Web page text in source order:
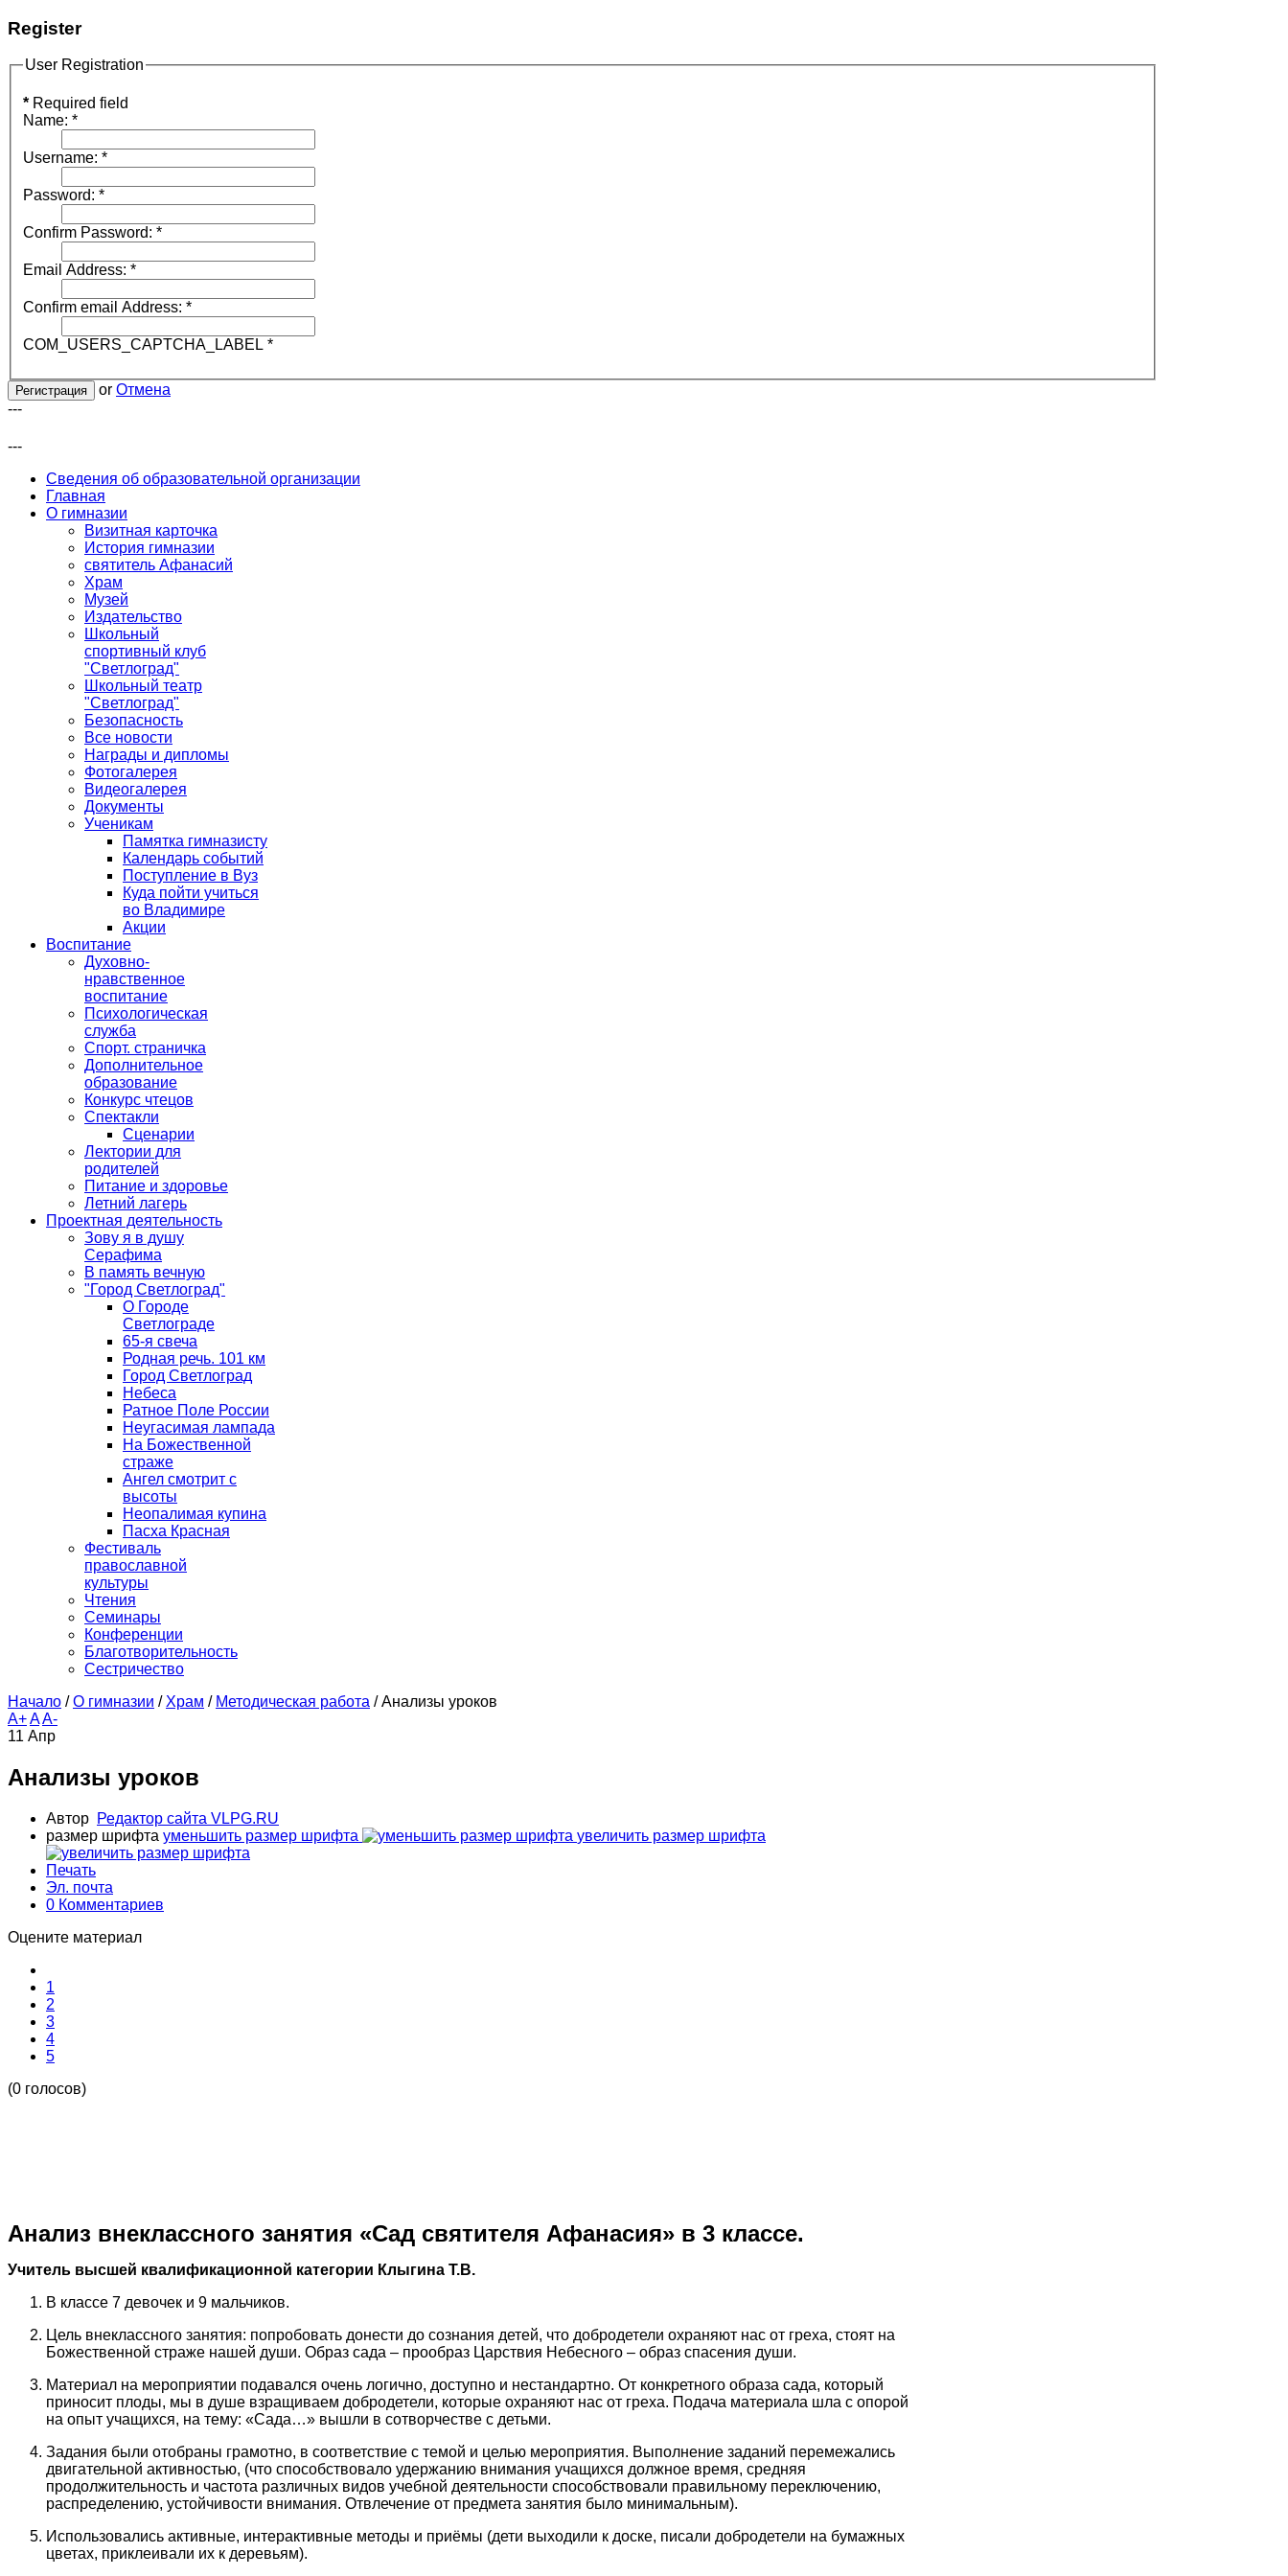
Register
User Registration
* Required field
Name: *
Username: *
Password: *
Confirm Password: *
Email Address: *
Confirm email Address: *
COM_USERS_CAPTCHA_LABEL *
Регистрация or Отмена
---
---
Сведения об образовательной организации
Главная
О гимназии
Визитная карточка
История гимназии
святитель Афанасий
Храм
Музей
Издательство
Школьный
спортивный клуб
"Светлоград"
Школьный театр
"Светлоград"
Безопасность
Все новости
Награды и дипломы
Фотогалерея
Видеогалерея
Документы
Ученикам
Памятка гимназисту
Календарь событий
Поступление в Вуз
Куда пойти учиться
во Владимире
Акции
Воспитание
Духовно-
нравственное
воспитание
Психологическая
служба
Спорт. страничка
Дополнительное
образование
Конкурс чтецов
Спектакли
Сценарии
Лектории для
родителей
Питание и здоровье
Летний лагерь
Проектная деятельность
Зову я в душу
Серафима
В память вечную
"Город Светлоград"
О Городе
Светлограде
65-я свеча
Родная речь. 101 км
Город Светлоград
Небеса
Ратное Поле России
Неугасимая лампада
На Божественной
страже
Ангел смотрит с
высоты
Неопалимая купина
Пасха Красная
Фестиваль
православной
культуры
Чтения
Семинары
Конференции
Благотворительность
Сестричество
Начало / О гимназии / Храм / Методическая работа / Анализы уроков
A+AA-
11 Апр
Анализы уроков
Автор Редактор сайта VLPG.RU
размер шрифта уменьшить размер шрифта увеличить размер шрифта
Печать
Эл. почта
0 Комментариев
Оцените материал
1
2
3
4
5
(0 голосов)
Анализ внеклассного занятия «Сад святителя Афанасия» в 3 классе.
Учитель высшей квалификационной категории Клыгина Т.В.
В классе 7 девочек и 9 мальчиков.
Цель внеклассного занятия: попробовать донести до сознания детей, что добродетели охраняют нас от греха, стоят на
Божественной страже нашей души. Образ сада – прообраз Царствия Небесного – образ спасения души.
Материал на мероприятии подавался очень логично, доступно и нестандартно. От конкретного образа сада, который
приносит плоды, мы в душе взращиваем добродетели, которые охраняют нас от греха. Подача материала шла с опорой
на опыт учащихся, на тему: «Сада…» вышли в сотворчестве с детьми.
Задания были отобраны грамотно, в соответствие с темой и целью мероприятия. Выполнение заданий перемежались
двигательной активностью, (что способствовало удержанию внимания учащихся должное время, средняя
продолжительность и частота различных видов учебной деятельности способствовали правильному переключению,
распределению, устойчивости внимания. Отвлечение от предмета занятия было минимальным).
Использовались активные, интерактивные методы и приёмы (дети выходили к доске, писали добродетели на бумажных
цветах, приклеивали их к деревьям).